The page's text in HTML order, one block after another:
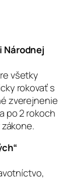
Národnej
všetky
rokovať s
zverejnenie
po 2 rokoch